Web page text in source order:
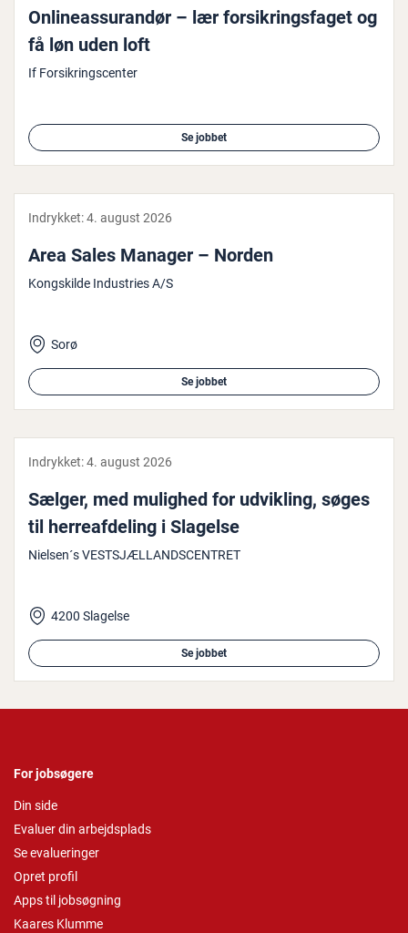
On­li­ne­as­su­ran­dør – lær for­sik­rings­fa­get og
få løn uden loft
If Forsikringscenter
Se jobbet
Indrykket:4. august 2026
Area Sales Manager – Norden
Kongskilde Industries A/S
Sorø
Se jobbet
Indrykket:4. august 2026
Sælger, med mulighed for udvikling, søges
til her­re­af­de­ling i Slagelse
Nielsen´s VESTSJÆLLANDSCENTRET
4200 Slagelse
Se jobbet
For jobsøgere
Din side
Evaluer din arbejdsplads
Se evalueringer
Opret profil
Apps til jobsøgning
Kaares Klumme